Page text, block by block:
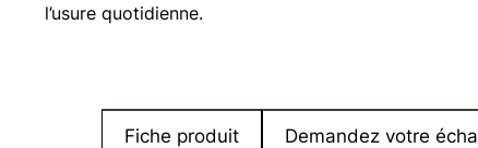
l’usure quotidienne.
Fiche produit Demandez votre